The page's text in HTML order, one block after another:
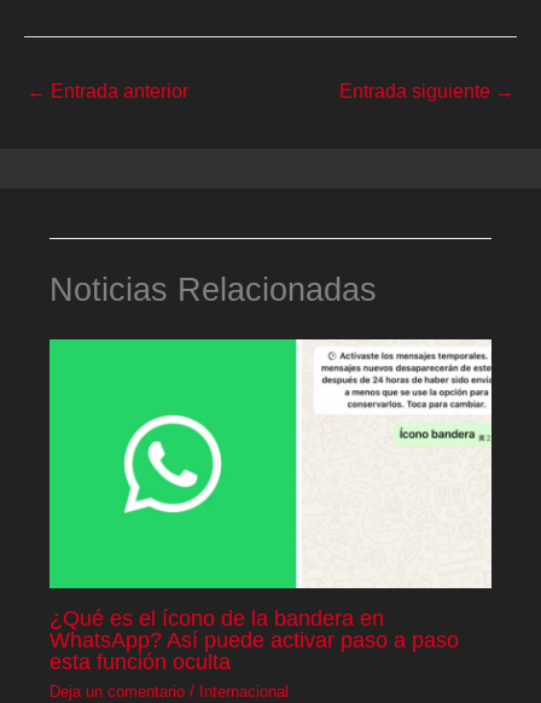
← Entrada anterior Entrada siguiente →
Noticias Relacionadas
¿Qué es el ícono de la bandera en
WhatsApp? Así puede activar paso a paso
esta función oculta
Deja un comentario / Internacional